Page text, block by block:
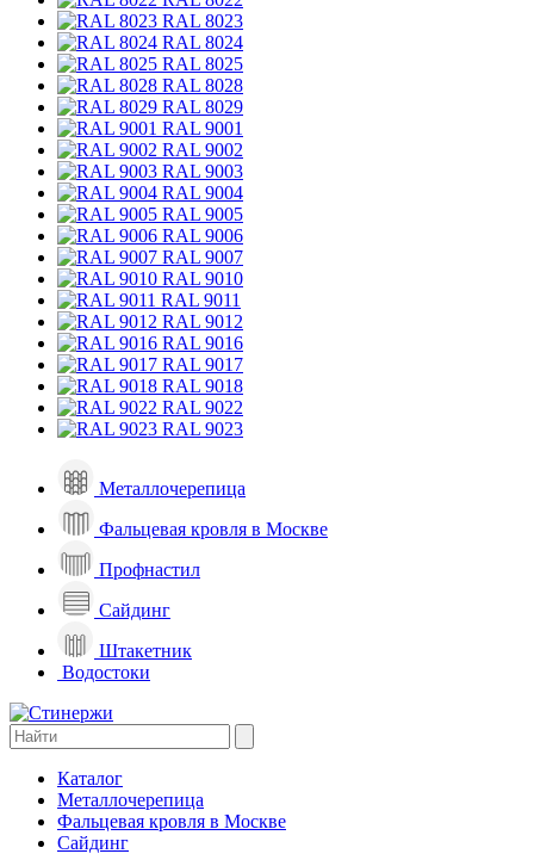
RAL 8023
RAL 8024
RAL 8025
RAL 8028
RAL 8029
RAL 9001
RAL 9002
RAL 9003
RAL 9004
RAL 9005
RAL 9006
RAL 9007
RAL 9010
RAL 9011
RAL 9012
RAL 9016
RAL 9017
RAL 9018
RAL 9022
RAL 9023
Металлочерепица
Фальцевая кровля в Москве
Профнастил
Сайдинг
Штакетник
Водостоки
Каталог
Металлочерепица
Фальцевая кровля в Москве
Сайдинг